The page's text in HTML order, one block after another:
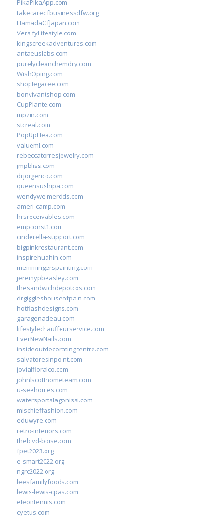
PikaPikaApp.com
takecareofbusinessdfw.org
HamadaOfJapan.com
VersifyLifestyle.com
kingscreekadventures.com
antaeuslabs.com
purelycleanchemdry.com
WishOping.com
shoplegacee.com
bonvivantshop.com
CupPlante.com
mpzin.com
stcreal.com
PopUpFlea.com
valueml.com
rebeccatorresjewelry.com
jmpbliss.com
drjorgerico.com
queensushipa.com
wendyweimerdds.com
ameri-camp.com
hrsreceivables.com
empconst1.com
cinderella-support.com
bigpinkrestaurant.com
inspirehuahin.com
memmingerspainting.com
jeremypbeasley.com
thesandwichdepotcos.com
drgiggleshouseofpain.com
hotflashdesigns.com
garagenadeau.com
lifestylechauffeurservice.com
EverNewNails.com
insideoutdecoratingcentre.com
salvatoresinpoint.com
jovialfloralco.com
johnlscotthometeam.com
u-seehomes.com
watersportslagonissi.com
mischieffashion.com
eduwyre.com
retro-interiors.com
theblvd-boise.com
fpet2023.org
e-smart2022.org
ngrc2022.org
leesfamilyfoods.com
lewis-lewis-cpas.com
eleontennis.com
cyetus.com